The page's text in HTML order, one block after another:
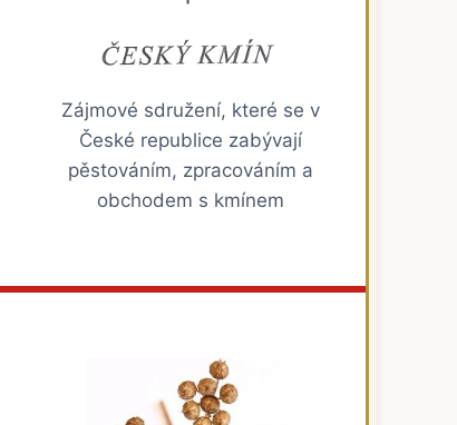
Zájmové sdružení, které se v
České republice zabývají
pěstováním, zpracováním a
obchodem s kmínem